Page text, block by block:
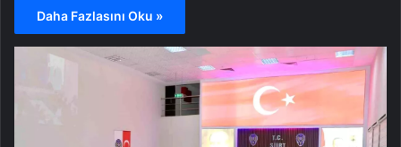
Daha Fazlasını Oku »